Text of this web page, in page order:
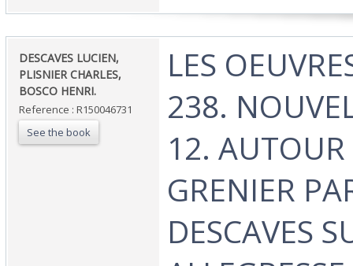
‎DESCAVES LUCIEN,
PLISNIER CHARLES,
BOSCO HENRI.‎
Reference : R150046731
See the book
‎LES
238.
12.
GRENIER
DESCAVES